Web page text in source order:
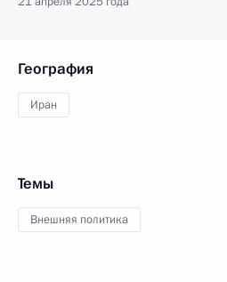
География
Иран
Темы
Внешняя политика